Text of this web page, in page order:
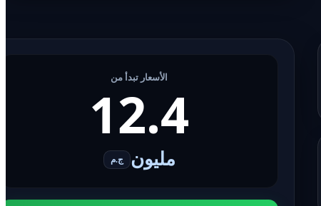
الأسعار تبدأ من
12.4
مليون ج.م